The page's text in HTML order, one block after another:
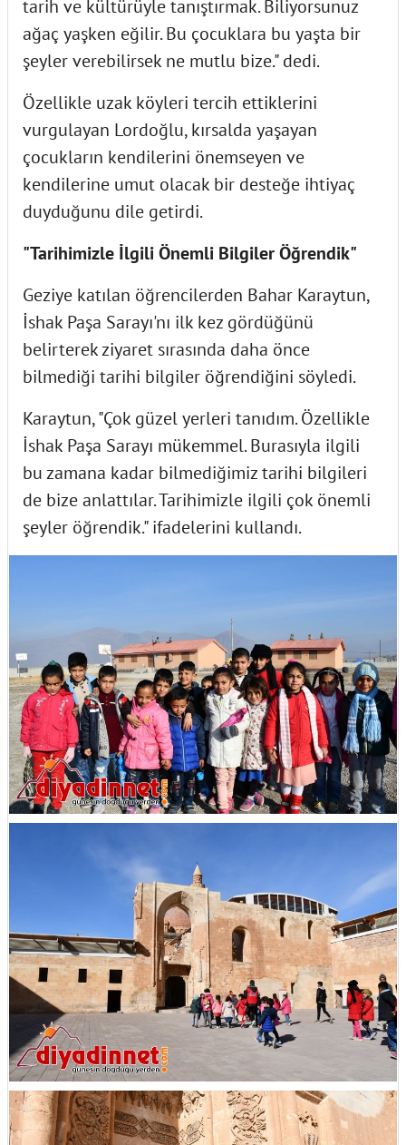
tarih ve kültürüyle tanıştırmak. Biliyorsunuz
ağaç yaşken eğilir. Bu çocuklara bu yaşta bir
şeyler verebilirsek ne mutlu bize." dedi.
Özellikle uzak köyleri tercih ettiklerini
vurgulayan Lordoğlu, kırsalda yaşayan
çocukların kendilerini önemseyen ve
kendilerine umut olacak bir desteğe ihtiyaç
duyduğunu dile getirdi.
"Tarihimizle İlgili Önemli Bilgiler Öğrendik"
Geziye katılan öğrencilerden Bahar Karaytun,
İshak Paşa Sarayı'nı ilk kez gördüğünü
belirterek ziyaret sırasında daha önce
bilmediği tarihi bilgiler öğrendiğini söyledi.
Karaytun, "Çok güzel yerleri tanıdım. Özellikle
İshak Paşa Sarayı mükemmel. Burasıyla ilgili
bu zamana kadar bilmediğimiz tarihi bilgileri
de bize anlattılar. Tarihimizle ilgili çok önemli
şeyler öğrendik." ifadelerini kullandı.